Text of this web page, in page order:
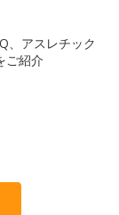
、アスレチック
ご紹介